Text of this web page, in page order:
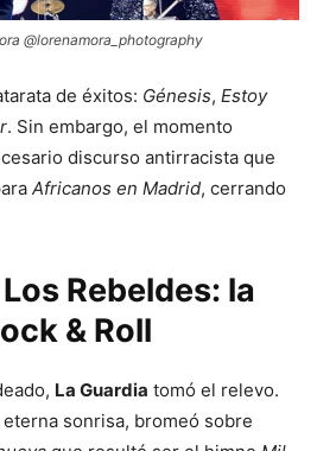
@lorenamora_photography
de éxitos: Génesis, Estoy
. Sin embargo, el momento
discurso antirracista que
Africanos en Madrid, cerrando
Rebeldes: la
& Roll
La Guardia tomó el relevo.
eterna sonrisa, bromeó sobre